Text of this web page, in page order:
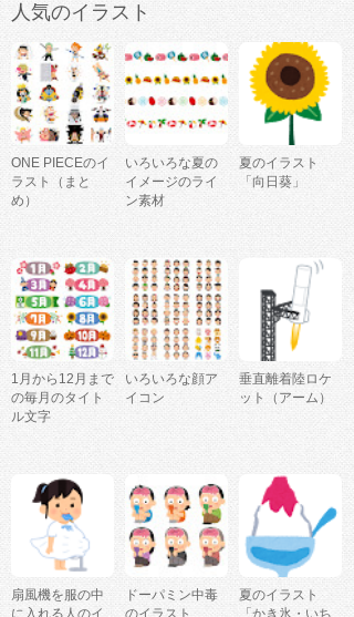
人気のイラスト
ONE PIECEのイ
ラスト（まと
め）
いろいろな夏の
イメージのライ
ン素材
夏のイラスト
「向日葵」
1月から12月まで
の毎月のタイト
ル文字
いろいろな顔ア
イコン
垂直離着陸ロケ
ット（アーム）
扇風機を服の中
ドーパミン中毒
夏のイラスト